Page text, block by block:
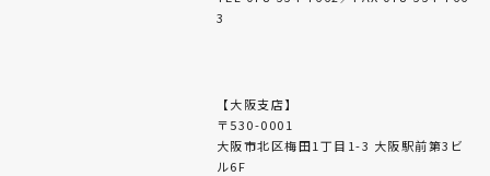
3
【大阪支店】
〒530-0001
大阪市北区梅田1丁目1-3 大阪駅前第3ビ
ル6F